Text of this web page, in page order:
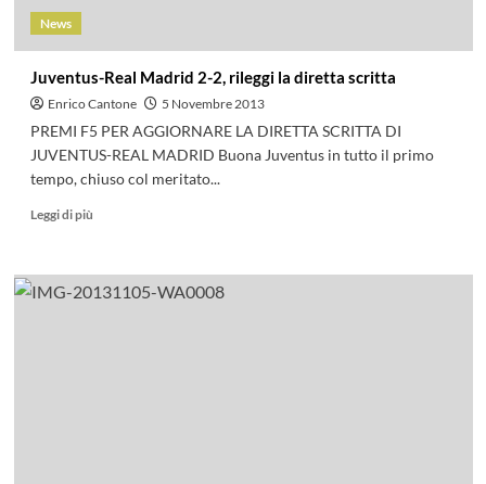
News
Juventus-Real Madrid 2-2, rileggi la diretta scritta
Enrico Cantone 5 Novembre 2013
PREMI F5 PER AGGIORNARE LA DIRETTA SCRITTA DI
JUVENTUS-REAL MADRID Buona Juventus in tutto il primo
tempo, chiuso col meritato...
Leggi di più